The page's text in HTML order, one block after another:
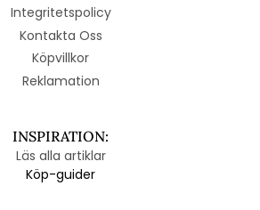
Integritetspolicy
Kontakta Oss
Köpvillkor
Reklamation
INSPIRATION:
Läs alla artiklar
Köp-guider